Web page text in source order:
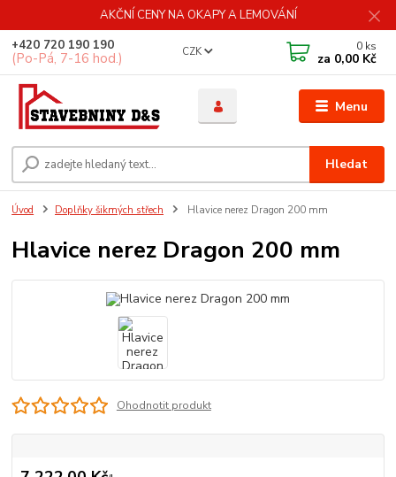
AKČNÍ CENY NA OKAPY A LEMOVÁNÍ
Menu
CZK
Hledat
+420 720 190 190
(Po-Pá, 7-16 hod.)
0 ks
za 0,00 Kč
Úvod Doplňky šikmých střech Hlavice nerez Dragon 200 mm
Hlavice nerez Dragon 200 mm
Ohodnotit produkt